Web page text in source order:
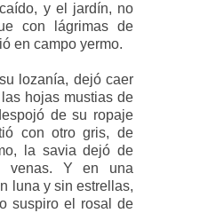
y el jardín, no
con lágrimas de
en campo yermo.
lozanía, dejó caer
hojas mustias de
de su ropaje
con otro gris, de
la savia dejó de
venas. Y en una
luna y sin estrellas,
suspiro el rosal de